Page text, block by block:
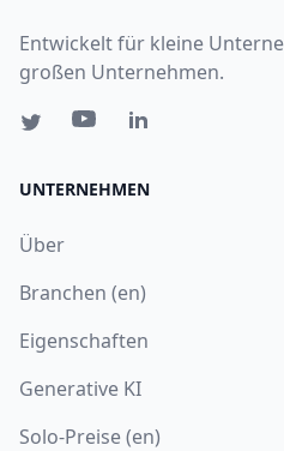
Entwickelt für kleine
großen Unternehmen.
UNTERNEHMEN
Über
Branchen (en)
Eigenschaften
Generative KI
Solo-Preise (en)